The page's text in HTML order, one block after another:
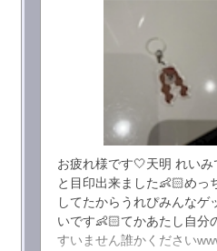
お疲れ様です🤍天明 れい
と目印出来ました👶🏻めっ
してたからうれぴみんなゲ
いです👶🏻てかあたし自分
すいません誰かください